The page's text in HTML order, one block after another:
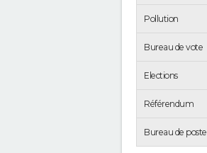
Pollution
Bureau de vote
Elections
Référendum
Bureau de poste